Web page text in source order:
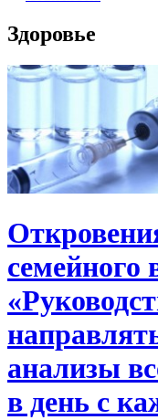
Здоровье
семейного
анализы
в день с